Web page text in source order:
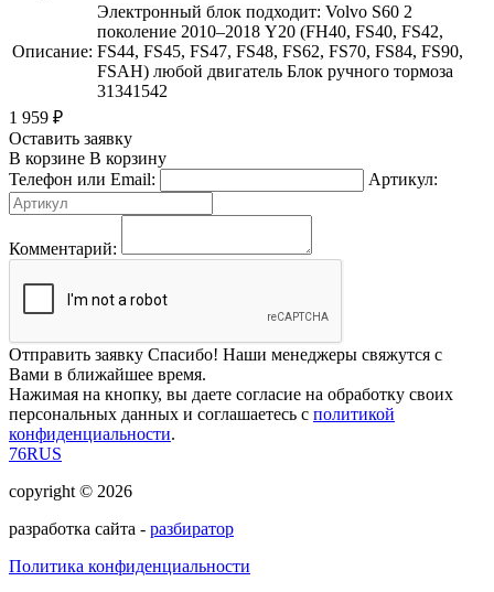
Описание:
Электронный блок подходит: Volvo S60 2
поколение 2010–2018 Y20 (FH40, FS40, FS42,
FS44, FS45, FS47, FS48, FS62, FS70, FS84, FS90,
FSAH) любой двигатель Блок ручного тормоза
31341542
1 959 ₽
Оставить заявку
В корзине В корзину
Телефон или Email:
Артикул:
Комментарий:
Отправить заявку Спасибо! Наши менеджеры свяжутся с
Вами в ближайшее время.
Нажимая на кнопку, вы даете согласие на обработку своих
персональных данных и соглашаетесь с политикой
конфиденциальности.
76RUS
copyright © 2026
разработка сайта - разбиратор
Политика конфиденциальности